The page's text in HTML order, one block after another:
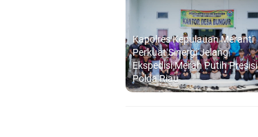
Kapolres Kepulauan Meranti
Perkuat Sinergi Jelang
Ekspedisi Merah Putih Presisi
Polda Riau